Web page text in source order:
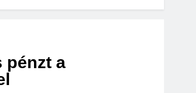
pénzt a